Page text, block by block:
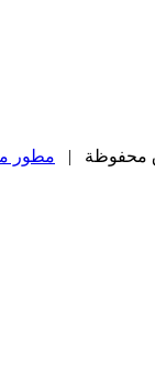
مطور